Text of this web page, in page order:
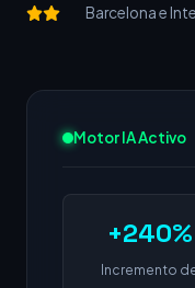
Barcelona e
Motor IA Activo
+240%
Incremento